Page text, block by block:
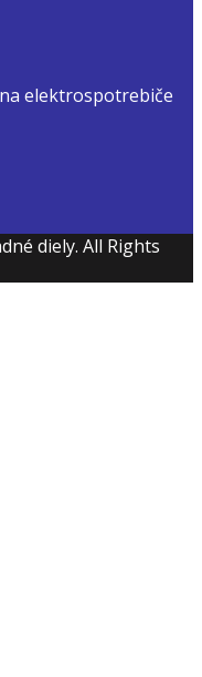
elektrospotrebiče
diely. All Rights